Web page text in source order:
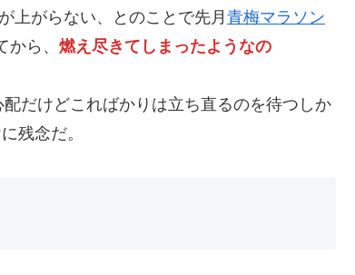
上がらない、とのことで先月 青梅マラソン
ら、 燃え尽きてしまったようなの
だけどこればかりは立ち直るのを待つしか
残念だ。